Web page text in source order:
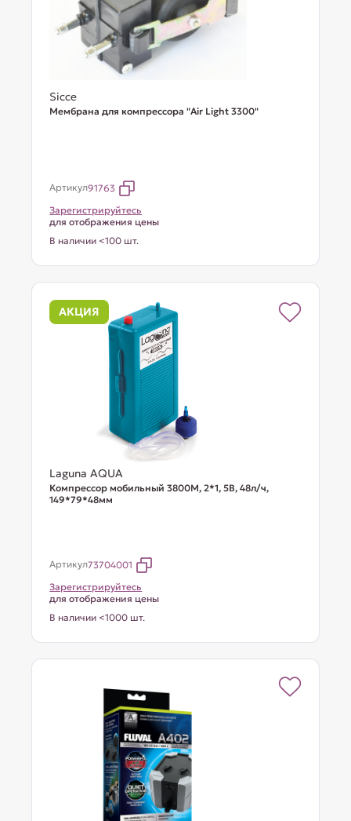
Sicce
Мембрана для компрессора "Air Light 3300"
Артикул91763
Зарегистрируйтесь
для отображения цены
В наличии <100 шт.
АКЦИЯ
Laguna AQUA
Компрессор мобильный 3800М, 2*1, 5В, 48л/ч,
149*79*48мм
Артикул73704001
Зарегистрируйтесь
для отображения цены
В наличии <1000 шт.